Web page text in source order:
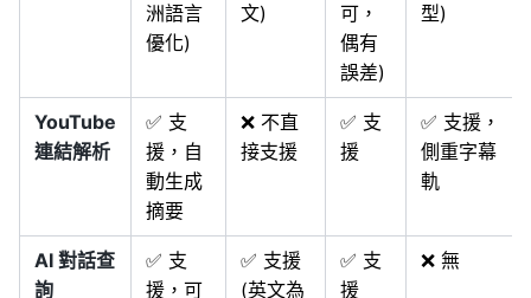
洲語言
優化)
文)
可，
偶有
誤差)
型)
YouTube
連結解析
✅ 支
援，自
動生成
摘要
❌ 不直
接支援
✅ 支
援
✅ 支援，
側重字幕
軌
AI 對話查
詢
✅ 支
援，可
✅ 支援
(英文為
✅ 支
援
❌ 無